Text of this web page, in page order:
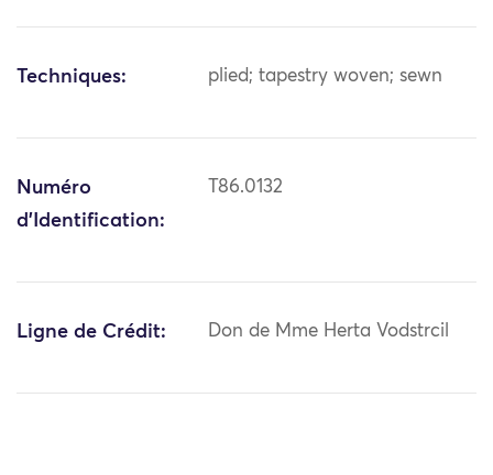
Techniques: plied; tapestry woven; sewn
Numéro
d'Identification:
T86.0132
Ligne de Crédit: Don de Mme Herta Vodstrcil